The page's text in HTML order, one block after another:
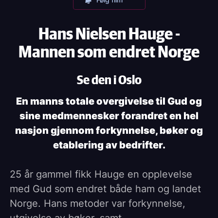
Hans Nielsen Hauge -
Mannen som endret Norge
Se den i Oslo
En manns totale overgivelse til Gud og
sine medmennesker forandret en hel
nasjon gjennom forkynnelse, bøker og
etablering av bedrifter.
25 år gammel fikk Hauge en opplevelse
med Gud som endret både ham og landet
Norge. Hans metoder var forkynnelse,